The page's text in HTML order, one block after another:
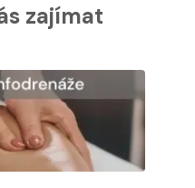
zajímat